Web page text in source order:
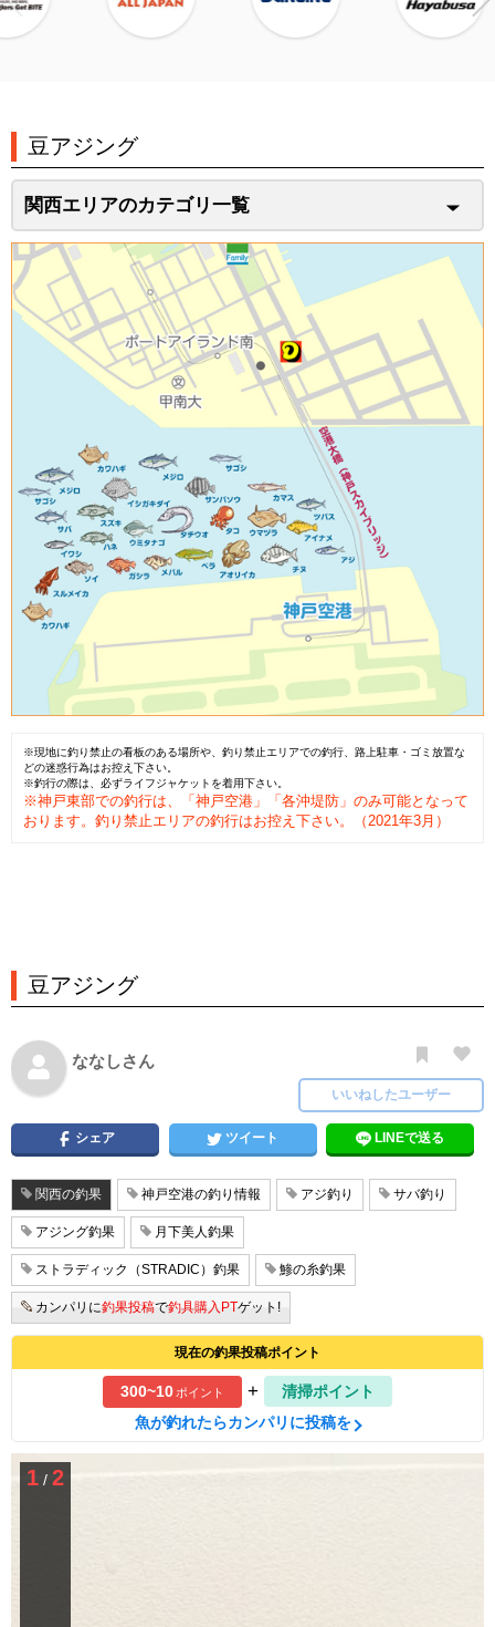
豆アジング
関西エリアのカテゴリ一覧
※現地に釣り禁止の看板のある場所や、釣り禁止エリアでの釣行、路上駐車・ゴミ放置な
どの迷惑行為はお控え下さい。
※釣行の際は、必ずライフジャケットを着用下さい。
※神戸東部での釣行は、「神戸空港」「各沖堤防」のみ可能となって
おります。釣り禁止エリアの釣行はお控え下さい。（2021年3月）
豆アジング
ななしさん
いいねしたユーザー
シェア ツイート LINEで送る
関西の釣果 神戸空港の釣り情報 アジ釣り サバ釣り
アジング釣果 月下美人釣果
ストラディック（STRADIC）釣果 鯵の糸釣果
カンパリに釣果投稿で釣具購入PTゲット!
現在の釣果投稿ポイント
300~10ポイント +
清掃ポイント
魚が釣れたらカンパリに投稿を
1 / 2